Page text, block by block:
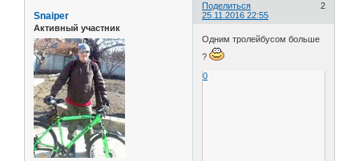
Поделиться
2
25.11.2016 22:55
Snaiper
Активный участник
Одним тролейбусом больше
?
0